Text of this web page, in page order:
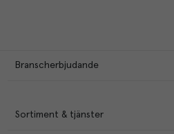
Branscherbjudande
Sortiment & tjänster